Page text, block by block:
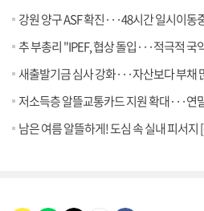
강원 양구 ASF 확진···48시간 일시이동
추 부총리 "IPEF, 협상 돌입···적극적 국
새출발기금 심사 강화···자산보다 부채
저소득층 알뜰교통카드 지원 확대···연
남은 여름 알뜰하게! 도심 속 실내 피서지 [